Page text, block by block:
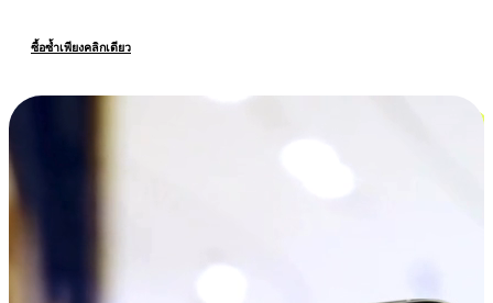
ซื้อซ้ำเพียงคลิกเดียว